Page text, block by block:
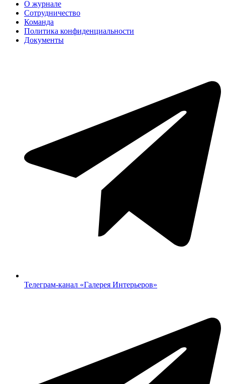
О журнале
Сотрудничество
Команда
Политика конфиденциальности
Документы
Телеграм-канал «‎Галерея Интерьеров»‎